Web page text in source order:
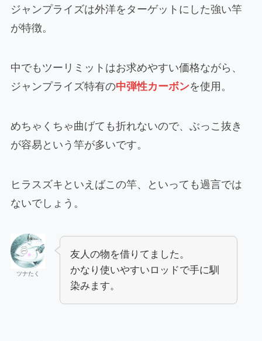
ジャンプライズは外洋をターゲットにした強い竿
が特徴。
中でもツーリミットはお求めやすい価格ながら、
ジャンプライズ特有の中弾性カーボンを使用。
めちゃくちゃ曲げても折れないので、ぶっこ抜き
が容易という竿が多いです。
ヒラスズキといえばこの竿、といっても過言では
ないでしょう。
ツナたく
友人の物を借りてました。
かなり使いやすいロッドで手に馴
染みます。